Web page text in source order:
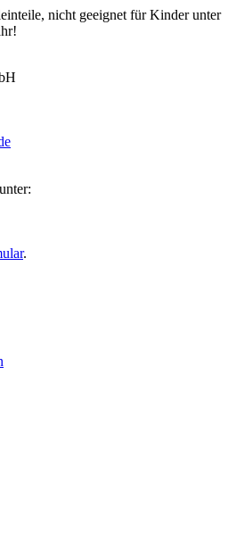
nicht geeignet für Kinder unter
.